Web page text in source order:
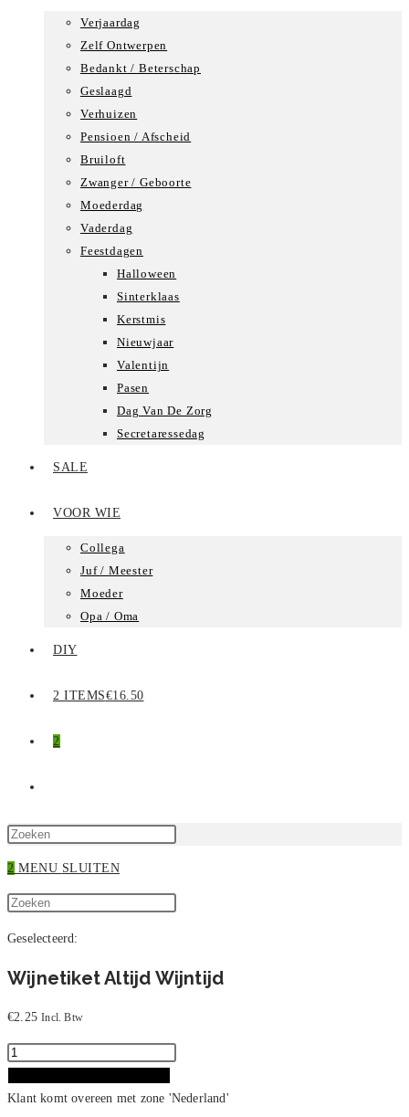
Verjaardag
Zelf Ontwerpen
Bedankt / Beterschap
Geslaagd
Verhuizen
Pensioen / Afscheid
Bruiloft
Zwanger / Geboorte
Moederdag
Vaderdag
Feestdagen
Halloween
Sinterklaas
Kerstmis
Nieuwjaar
Valentijn
Pasen
Dag Van De Zorg
Secretaressedag
SALE
VOOR WIE
Collega
Juf / Meester
Moeder
Opa / Oma
DIY
2 ITEMS€16.50
2
ZOEKEN
te
2 MENU SLUITEN
Zoek
site
om
sluiten.
Geselecteerd:
Wijnetiket Altijd Wijntijd
€2.25 Incl. Btw
Wijnetiket
Wijntijd
Klant komt overeen met zone 'Nederland'